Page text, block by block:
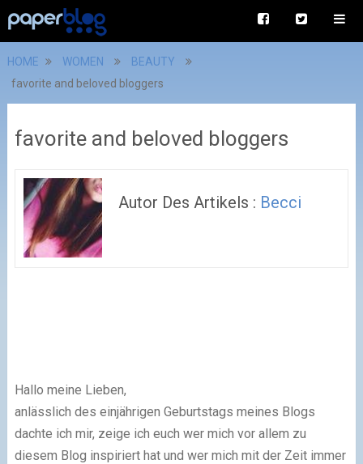
HOME WOMEN
BEAUTY
favorite and beloved bloggers
favorite and beloved bloggers
Autor Des Artikels : Becci
Hallo meine Lieben,
anlässlich des einjährigen Geburtstags meines Blogs
dachte ich mir, zeige ich euch wer mich vor allem zu
diesem Blog inspiriert hat und wer mich mit der Zeit immer